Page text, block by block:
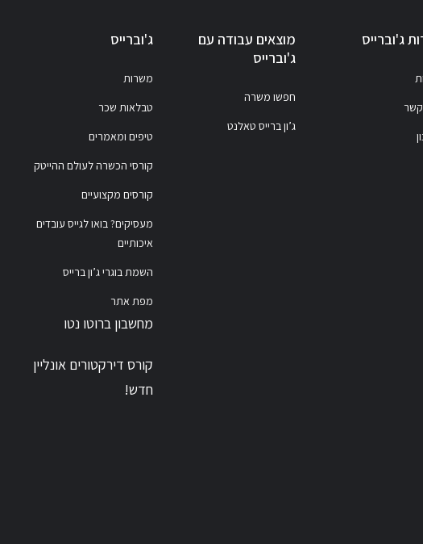
ג'וברייס
קשר
מוצאים עבודה עם
ג'וברייס
חפשו משרה
ג’ון ברייס טאלנט
ג'וברייס
משרות
טבלאות שכר
טיפים ומאמרים
קורסי הכשרה לעולם ההייטק
קורסים מקצועיים
מעסיקים? בואו לגייס עובדים
איכותיים
השמת בוגרי ג’ון ברייס
מפת אתר
מחשבון ברוטו נטו
קורס דירקטורים אונליין
חדש!